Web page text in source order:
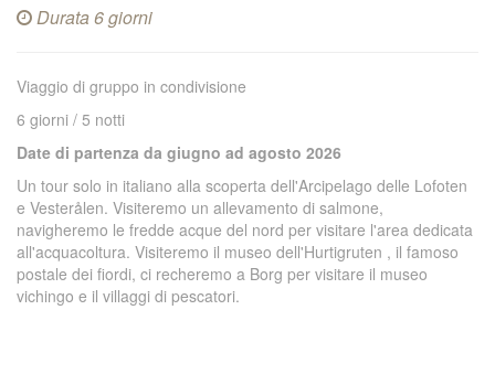
Durata 6 giorni
Viaggio di gruppo in condivisione
6 giorni / 5 notti
Date di partenza da giugno ad agosto 2026
Un tour solo in italiano alla scoperta dell'Arcipelago delle Lofoten
e Vesterålen. Visiteremo un allevamento di salmone,
navigheremo le fredde acque del nord per visitare l'area dedicata
all'acquacoltura. Visiteremo il museo dell'Hurtigruten , il famoso
postale dei fiordi, ci recheremo a Borg per visitare il museo
vichingo e il villaggi di pescatori.